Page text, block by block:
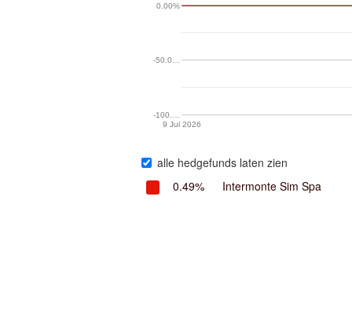
9 Jul 2026
-100.…
-50.0…
0.00%
alle hedgefunds laten zien
0.49%
Intermonte Sim Spa